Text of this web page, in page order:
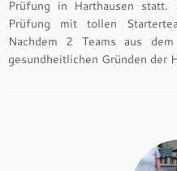
Prüfung in Harthausen
Prüfung mit tollen
Nachdem 2 Teams aus
gesundheitlichen Gründen der